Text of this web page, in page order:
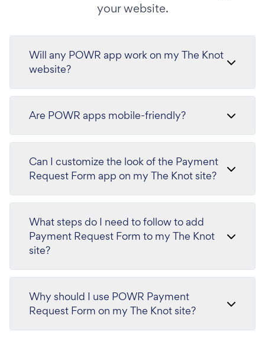
your website.
Will any POWR app work on my The Knot
website?
Are POWR apps mobile-friendly?
Can I customize the look of the Payment
Request Form app on my The Knot site?
What steps do I need to follow to add
Payment Request Form to my The Knot
site?
Why should I use POWR Payment
Request Form on my The Knot site?